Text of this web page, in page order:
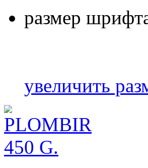
размер
увеличить